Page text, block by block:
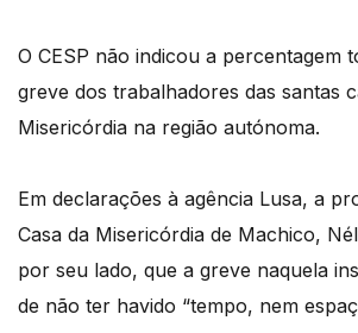
O CESP não indicou a percentagem
greve dos trabalhadores das santas
Misericórdia na região autónoma.
Em declarações à agência Lusa, a
Casa da Misericórdia de Machico,
por seu lado, que a greve naquela
de não ter havido “tempo, nem